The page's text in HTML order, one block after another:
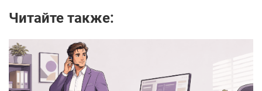
Читайте также: